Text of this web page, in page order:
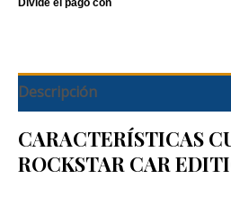
Descripción
CARACTERÍSTICAS
ROCKSTAR CAR